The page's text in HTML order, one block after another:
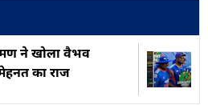
ने खोला वैभव
का राज